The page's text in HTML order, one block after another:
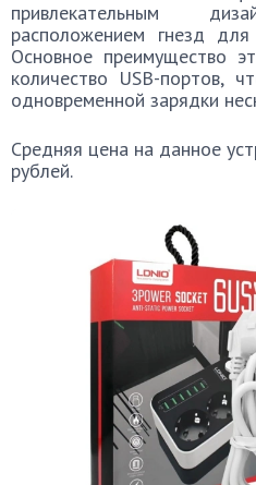
привлекательным
расположением гнезд
Основное преимущество
количество USB-портов,
одновременной зарядки
Средняя цена на данное
рублей.